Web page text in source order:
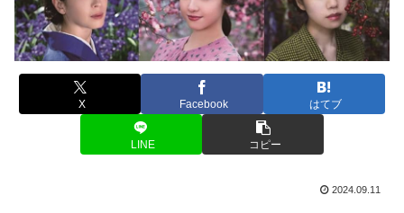
X Facebook はてブ
LINE コピー
2024.09.11